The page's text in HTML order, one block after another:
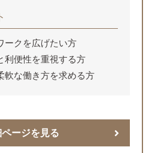
ークを広げたい方
利便性を重視する方
軟な働き方を求める方
ージを見る